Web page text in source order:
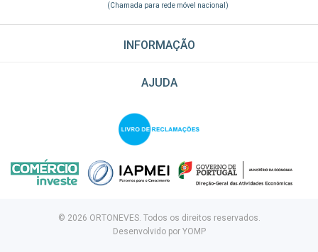
(Chamada para rede móvel nacional)
INFORMAÇÃO
AJUDA
© 2026 ORTONEVES. Todos os direitos reservados.
Desenvolvido por YOMP